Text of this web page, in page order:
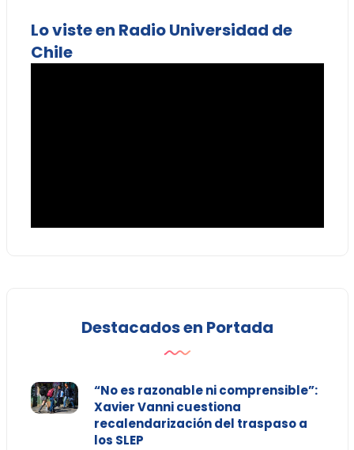
Lo viste en Radio Universidad de
Chile
Destacados en Portada
“No es razonable ni comprensible”:
Xavier Vanni cuestiona
recalendarización del traspaso a
los SLEP